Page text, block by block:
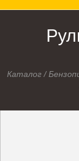
Каталог /